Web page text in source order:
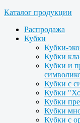
Каталог продукции
Распродажа
Кубки
Кубки-
Кубки
Кубки и
Кубки с
Кубки
Кубки
Кубки
Кубки с